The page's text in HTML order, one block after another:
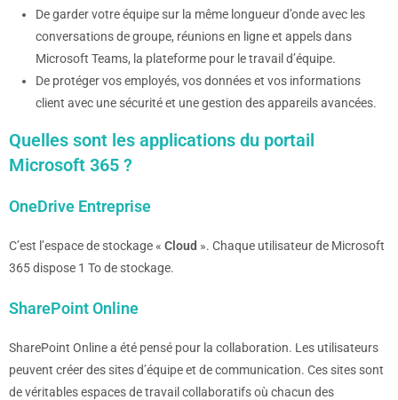
De garder votre équipe sur la même longueur d’onde avec les
conversations de groupe, réunions en ligne et appels dans
Microsoft Teams, la plateforme pour le travail d’équipe.
De protéger vos employés, vos données et vos informations
client avec une sécurité et une gestion des appareils avancées.
Quelles sont les applications du portail
Microsoft 365 ?
OneDrive Entreprise
C’est l’espace de stockage « Cloud ». Chaque utilisateur de Microsoft
365 dispose 1 To de stockage.
SharePoint Online
SharePoint Online a été pensé pour la collaboration. Les utilisateurs
peuvent créer des sites d’équipe et de communication. Ces sites sont
de véritables espaces de travail collaboratifs où chacun des